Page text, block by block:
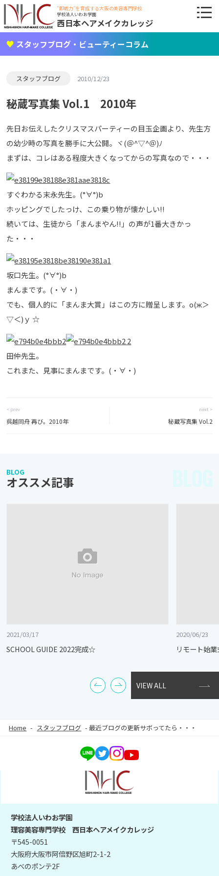
"即戦力"を育成する大阪の美容専門学校
学校法人いわお学園
西日本ヘアメイクカレッジ
スタッフブログ・ビューティーコラム
スタッフブログ 2010/12/23
秘蔵写真集 Vol.1 2010年
先日お伝えしたクリスマスパーティーの目玉企画より、先生方
の幼少時の写真を勝手に大公開。ヾ(＠^▽^＠)ﾉ
まずは、コレはある程度大きくなってからの写真なので・・・
すぐわかる末永先生。(°∀°)b
ホッピングでしたっけ、この乗り物が懐かしい!!
続いては、生徒から「まんまやん!!」の声が1番大きかっ
た・・・
坂口先生。(°∀°)b
まんまです。(・∀・)
でも、個人的に「まんま大賞」はこの方に贈呈します。о(ж＞
▽＜)ｙ ☆
田仲先生。
これまた、見事にまんまです。(・∀・)
< prev
呉越同舟 再び。2010年
next >
秘蔵写真集 Vol.2
BLOG
オススメ記事
2021/03/17
SCHOOL GUIDE 2022完成☆
2020/06/23
リモート始
VIEW ALL
Home - スタッフブログ -最近ブログの更新サボってたら・・・
学校法人いわお学園
理容美容専門学校 西日本ヘアメイクカレッジ
〒545-0051
大阪府大阪市阿倍野区旭町2-1-2
あべのポンテ2F